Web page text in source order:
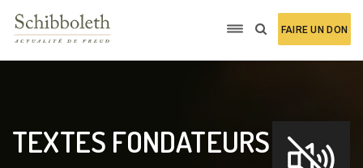
FAIRE UN DON
TEXTES FONDATEURS